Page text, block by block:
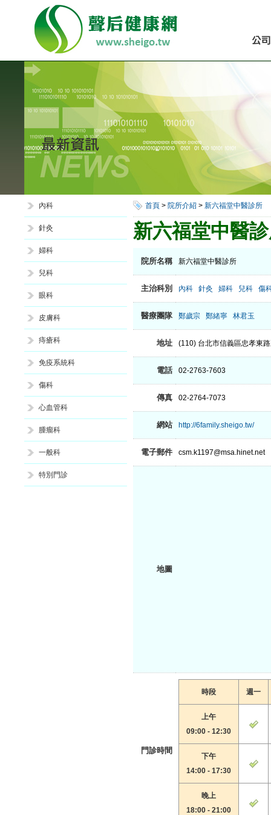
內科
針灸
婦科
兒科
眼科
皮膚科
痔瘡科
免疫系統科
傷科
心血管科
腫瘤科
一般科
特別門診
首頁 > 院所介紹 > 新六福堂中醫診所
新六福堂中醫
院所名稱 新六福堂中醫診所
主治科別 內科 針灸 婦科 兒科 傷
醫療團隊 鄭歲宗 鄭緒寧 林君玉
地址 (110) 台北市信義區忠孝東
電話 02-2763-7603
傳真 02-2764-7073
網站 http://6family.sheigo.tw/
電子郵件 csm.k1197@msa.hinet.net
地圖
門診時間
時段 週一
上午
09:00 - 12:30
下午
14:00 - 17:30
晚上
18:00 - 21:00